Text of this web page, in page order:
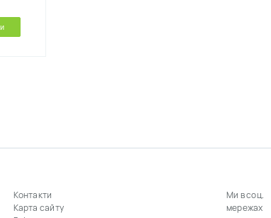
Ми в соц.
мережах
Контакти
Карта сайту